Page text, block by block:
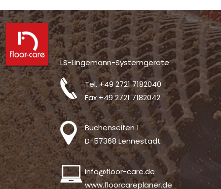
LS-Lingemann-Systemgeräte
Tel.+49 2721 7182040
Fax +49 2721 7182042
Buchenseifen 1
D-57368 Lennestadt
info@floor-care.de
www.floorcareplaner.de